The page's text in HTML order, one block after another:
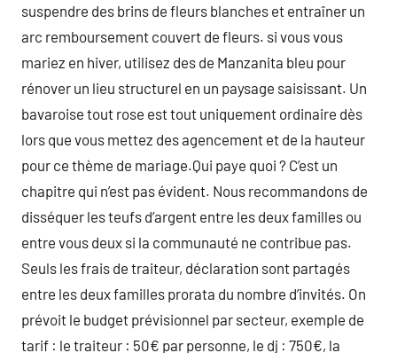
suspendre des brins de fleurs blanches et entraîner un
arc remboursement couvert de fleurs. si vous vous
mariez en hiver, utilisez des de Manzanita bleu pour
rénover un lieu structurel en un paysage saisissant. Un
bavaroise tout rose est tout uniquement ordinaire dès
lors que vous mettez des agencement et de la hauteur
pour ce thème de mariage.Qui paye quoi ? C’est un
chapitre qui n’est pas évident. Nous recommandons de
disséquer les teufs d’argent entre les deux familles ou
entre vous deux si la communauté ne contribue pas.
Seuls les frais de traiteur, déclaration sont partagés
entre les deux familles prorata du nombre d’invités. On
prévoit le budget prévisionnel par secteur, exemple de
tarif : le traiteur : 50€ par personne, le dj : 750€, la